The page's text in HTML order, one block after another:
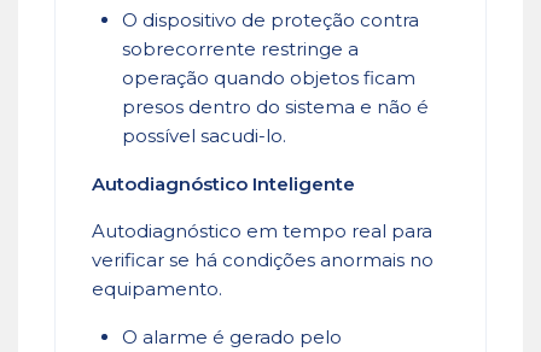
O dispositivo de proteção contra
sobrecorrente restringe a
operação quando objetos ficam
presos dentro do sistema e não é
possível sacudi-lo.
Autodiagnóstico Inteligente
Autodiagnóstico em tempo real para
verificar se há condições anormais no
equipamento.
O alarme é gerado pelo